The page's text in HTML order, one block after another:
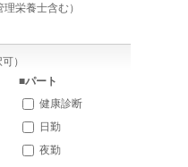
栄養士含む）
）
■パート
健康診断
日勤
夜勤